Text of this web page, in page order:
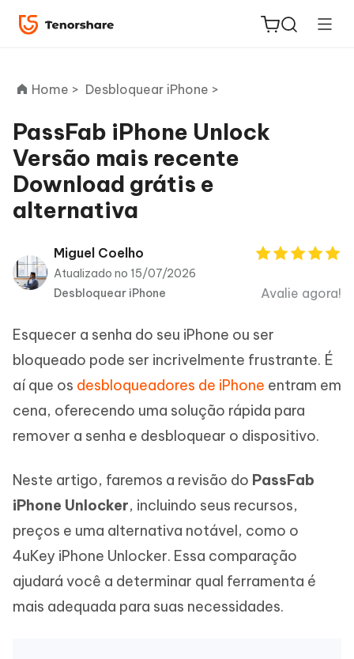
ReiBoot
for iOS
PDNob
PDF
Editor
Home > Desbloquear iPhone >
PassFab iPhone Unlock
Versão mais recente
Download grátis e
alternativa
Miguel Coelho
Atualizado no 15/07/2026
Desbloquear iPhone
Avalie agora!
Esquecer a senha do seu iPhone ou ser
bloqueado pode ser incrivelmente frustrante. É
aí que os desbloqueadores de iPhone entram em
cena, oferecendo uma solução rápida para
remover a senha e desbloquear o dispositivo.
Neste artigo, faremos a revisão do PassFab
iPhone Unlocker, incluindo seus recursos,
preços e uma alternativa notável, como o
4uKey iPhone Unlocker. Essa comparação
ajudará você a determinar qual ferramenta é
mais adequada para suas necessidades.